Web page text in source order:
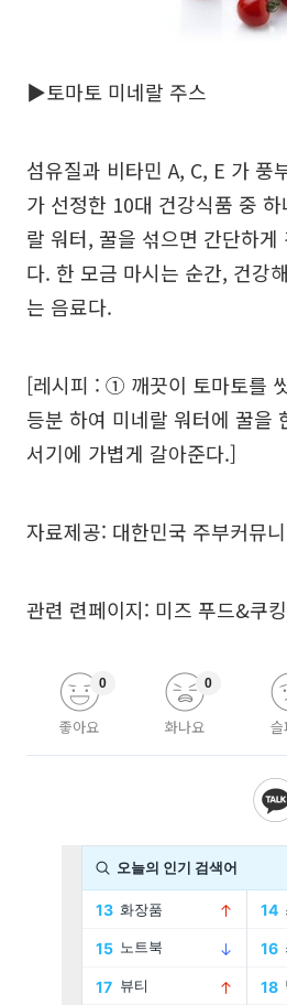
▶토마토 미네랄 주스
섬유질과 비타민 A, C, E 가 풍
가 선정한 10대 건강식품 중
랄 워터, 꿀을 섞으면 간단하게
다. 한 모금 마시는 순간, 건강
는 음료다.
[레시피 : ① 깨끗이 토마토를
등분 하여 미네랄 워터에 꿀을
서기에 가볍게 갈아준다.]
자료제공: 대한민국 주부커뮤
관련 련페이지: 미즈 푸드&쿠킹
좋아요
0
화나요
0